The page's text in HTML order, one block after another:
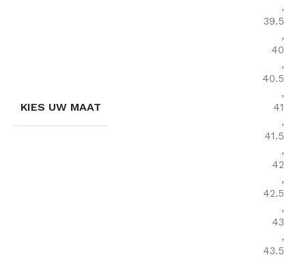
KIES UW MAAT
,
39.5
,
40
,
40.5
,
41
,
41.5
,
42
,
42.5
,
43
,
43.5